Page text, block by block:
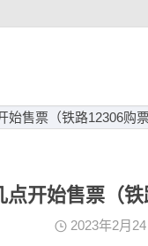
始售票（铁路12306购
点开始售票（铁
2023年2月24